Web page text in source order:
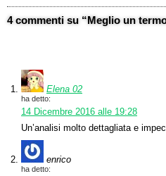
4 commenti su “Meglio un
Elena 02
ha detto:
14 Dicembre 2016 alle 19:28
Un’analisi molto dettagliata e
enrico
ha detto: